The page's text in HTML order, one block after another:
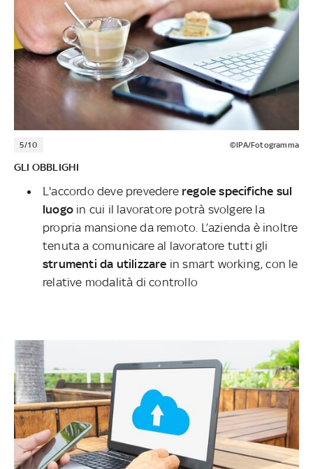
5/10 ©IPA/Fotogramma
GLI OBBLIGHI
L'accordo deve prevedere regole specifiche sul
luogo in cui il lavoratore potrà svolgere la
propria mansione da remoto. L’azienda è inoltre
tenuta a comunicare al lavoratore tutti gli
strumenti da utilizzare in smart working, con le
relative modalità di controllo